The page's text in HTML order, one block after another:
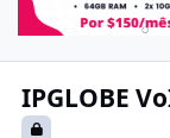
IPGLOBE